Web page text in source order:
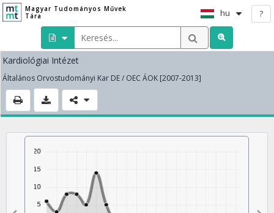
Magyar Tudományos Művek
Tára
hu ?
Kardiológiai Intézet
Általános Orvostudományi Kar DE / OEC ÁOK [2007-2013]